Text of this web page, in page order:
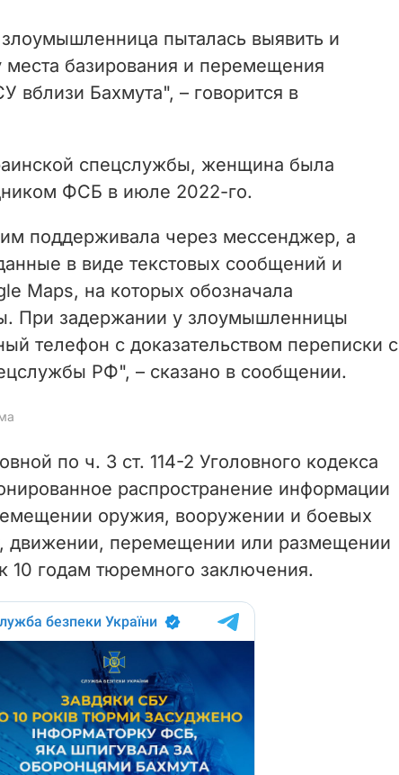
i
d
o
пыталась выявить и
места базирования и перемещения
вблизи Бахмута", – говорится в
спецслужбы, женщина была
ФСБ в июле 2022-го.
поддерживала через мессенджер, а
в виде текстовых сообщений и
Maps, на которых обозначала
При задержании у злоумышленницы
телефон с доказательством переписки с
РФ", – сказано в сообщении.
по ч. 3 ст. 114-2 Уголовного кодекса
распространение информации
оружия, вооружении и боевых
движении, перемещении или размещении
10 годам тюремного заключения.